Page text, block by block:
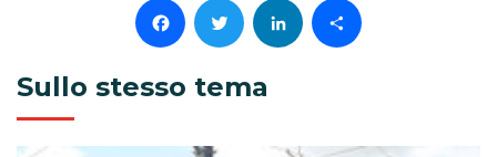
Facebook
Twitter
LinkedIn
Condividi
Sullo stesso tema